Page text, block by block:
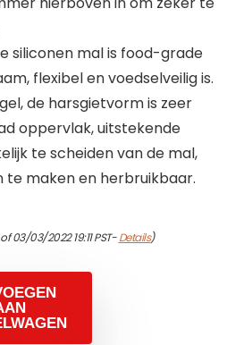
siliconen mal is food-grade
flexibel en voedselveilig is.
de harsgietvorm is zeer
oppervlak, uitstekende
te scheiden van de mal,
te maken en herbruikbaar.
03/03/2022 19:11 PST-Details)